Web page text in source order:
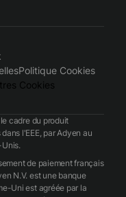
Politique Cookies
Cookies
cadre du produit
l'EEE, par Adyen au
de paiement français
N.V. est une banque
Uni est agréée par la